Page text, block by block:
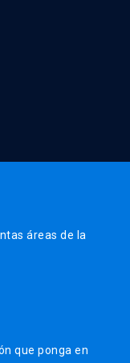
áreas de la
que ponga en